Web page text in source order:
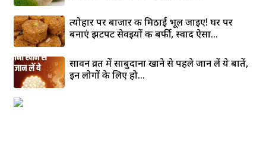
त्योहार पर बाजार की मिठाई भूल जाइए! घर पर
बनाएं झटपट सेवइयों की बर्फी, स्वाद ऐसा...
सावन व्रत में साबुदाना खाने से पहले जान लें ये बातें,
इन लोगों के लिए हो...